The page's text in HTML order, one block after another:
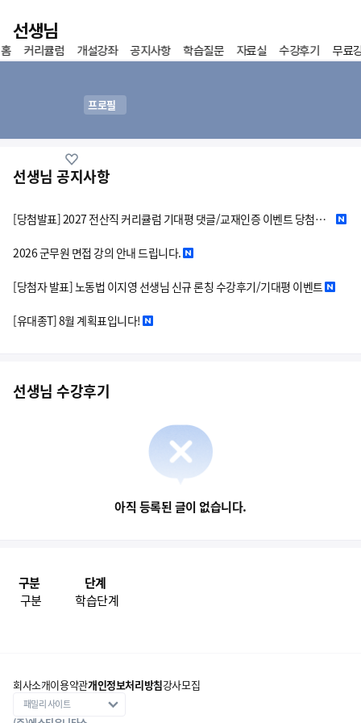
이전
선생님
홈
즐겨찾기
커리큘럼 개설강좌 공지사항 학습질문 자료실 수강후기 무료
프로필
선생님 공지사항
[당첨발표] 2027 전산직 커리큘럼 기대평 댓글/교재인증 이벤트 당첨자 발표
2026 군무원 면접 강의 안내 드립니다.
[당첨자 발표] 노동법 이지영 선생님 신규 론칭 수강후기/기대평 이벤트
[유대종T] 8월 계획표입니다!
선생님 수강후기
아직 등록된 글이 없습니다.
구분
구분
단계
학습단계
회사소개이용약관개인정보처리방침강사모집